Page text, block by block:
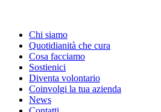
Chi siamo
Quotidianità che cura
Cosa facciamo
Sostienici
Diventa volontario
Coinvolgi la tua azienda
News